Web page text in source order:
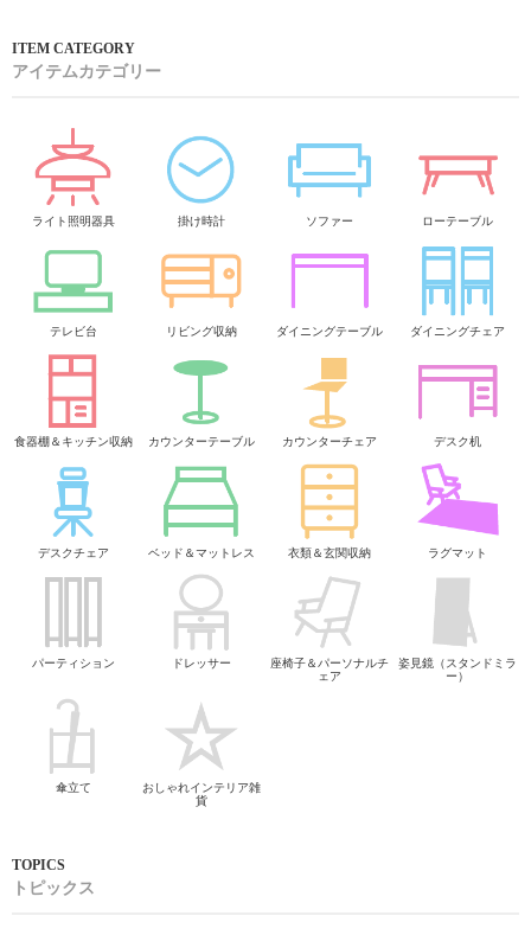
アイテムカテゴリー
ライト照明器具 掛け時計 ソファー ローテーブル
テレビ台 リビング収納 ダイニングテーブル ダイニングチェア
食器棚＆キッチン収納 カウンターテーブル カウンターチェア デスク机
デスクチェア ベッド＆マットレス 衣類＆玄関収納 ラグマット
パーティション ドレッサー
座椅子＆パーソナルチ
ェア
姿見鏡（スタンドミラ
ー）
傘立て
おしゃれインテリア雑
貨
トピックス